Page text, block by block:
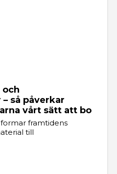
och
så påverkar
vårt sätt att bo
framtidens
till